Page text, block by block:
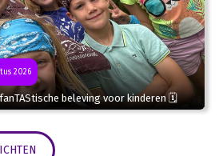
2026
beleving voor kinderen 🗓